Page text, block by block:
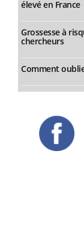
élevé en France
Grossesse à
chercheurs
Comment